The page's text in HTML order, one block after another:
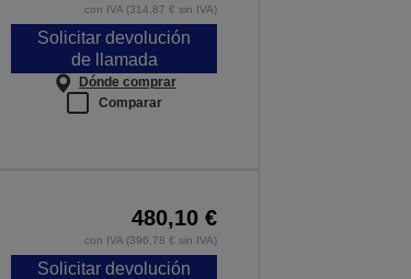
con IVA (314,87 € sin IVA)
Solicitar devolución
de llamada
Dónde comprar
Comparar
480,10 €
con IVA (396,78 € sin IVA)
Solicitar devolución